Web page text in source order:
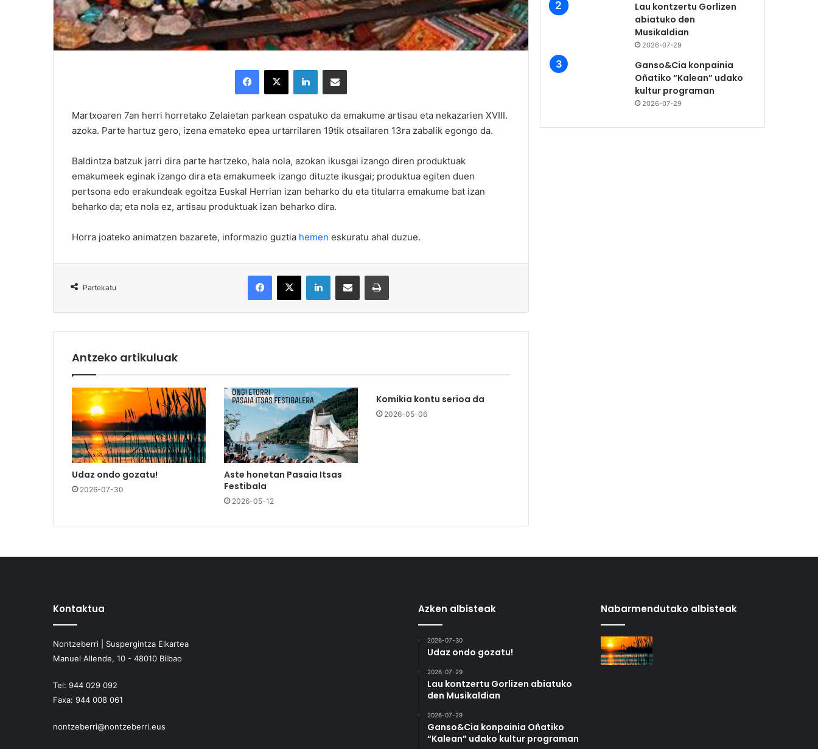
Martxoaren 7an herri horretako Zelaietan parkean ospatuko da emakume artisau eta nekazarien XVIII.
azoka. Parte hartuz gero, izena emateko epea urtarrilaren 19tik otsailaren 13ra zabalik egongo da.
Baldintza batzuk jarri dira parte hartzeko, hala nola, azokan ikusgai izango diren produktuak
emakumeek eginak izango dira eta emakumeek izango dituzte ikusgai; produktua egiten duen
pertsona edo erakundeak egoitza Euskal Herrian izan beharko du eta titularra emakume bat izan
beharko da; eta nola ez, artisau produktuak izan beharko dira.
Horra joateko animatzen bazarete, informazio guztia hemen eskuratu ahal duzue.
Partekatu
Antzeko artikuluak
Udaz ondo gozatu!
2026-07-30
Aste honetan Pasaia Itsas
Festibala
2026-05-12
Komikia kontu serioa da
2026-05-06
Lau kontzertu Gorlizen
abiatuko den
Musikaldian
2026-07-29
Ganso&Cia konpainia
Oñatiko “Kalean” udako
kultur programan
2026-07-29
Kontaktua
Nontzeberri | Suspergintza Elkartea
Manuel Allende, 10 - 48010 Bilbao
Tel: 944 029 092
Faxa: 944 008 061
nontzeberri@nontzeberri.eus
Azken albisteak
2026-07-30
Udaz ondo gozatu!
2026-07-29
Lau kontzertu Gorlizen abiatuko
den Musikaldian
2026-07-29
Ganso&Cia konpainia Oñatiko
“Kalean” udako kultur programan
Nabarmendutako albisteak